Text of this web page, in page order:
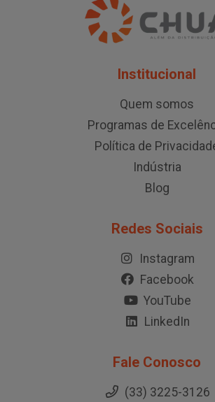
Institucional
Quem somos
Programas de
Política de
Indústria
Blog
Redes Sociais
Instagram
Facebook
YouTube
LinkedIn
Fale Conosco
(33) 3225-3126